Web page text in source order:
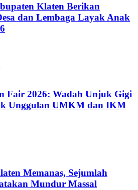
Klaten Berikan
dan Lembaga Layak Anak
Fair 2026: Wadah Unjuk Gigi
Unggulan UMKM dan IKM
Memanas, Sejumlah
Mundur Massal